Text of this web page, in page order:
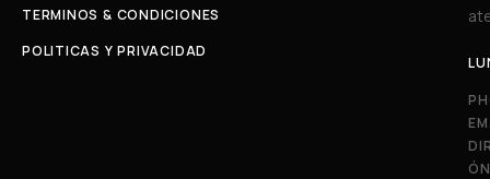
TERMINOS & CONDICIONES
POLITICAS Y PRIVACIDAD